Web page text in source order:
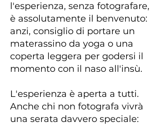
l'esperienza, senza fotografare,
è assolutamente il benvenuto:
anzi, consiglio di portare un
materassino da yoga o una
coperta leggera per godersi il
momento con il naso all'insù.
L'esperienza è aperta a tutti.
Anche chi non fotografa vivrà
una serata davvero speciale: